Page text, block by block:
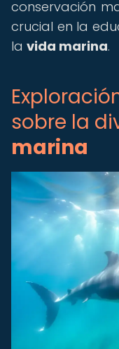
conservación
crucial en la
la vida marina.
sobre la
marina